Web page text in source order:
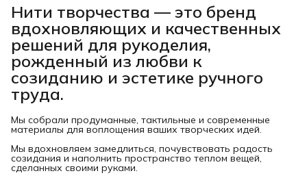
Нити творчества — это бренд
вдохновляющих и качественных
решений для рукоделия,
рожденный из любви к
созиданию и эстетике ручного
труда.
Мы собрали продуманные, тактильные и современные
материалы для воплощения ваших творческих идей.
Мы вдохновляем замедлиться, почувствовать радость
созидания и наполнить пространство теплом вещей,
сделанных своими руками.